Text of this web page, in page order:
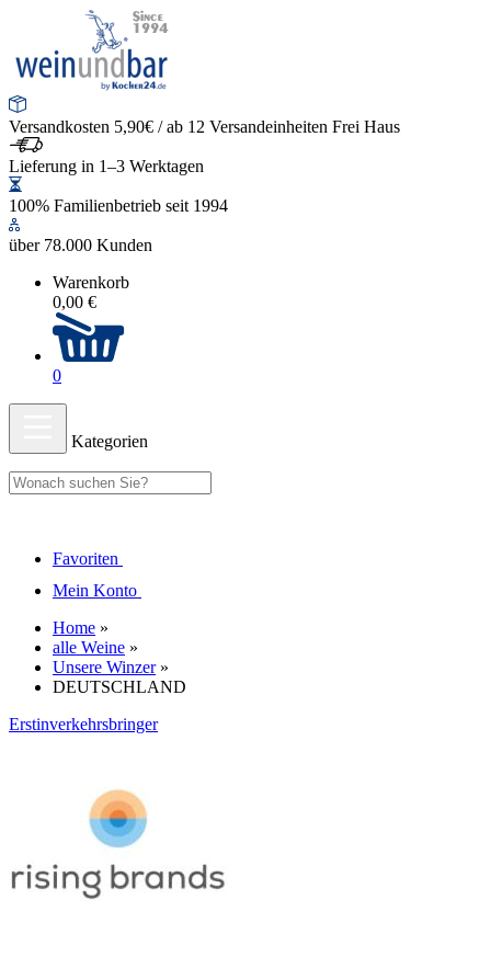
Versandkosten 5,90€ / ab 12 Versandeinheiten Frei Haus
Lieferung in 1–3 Werktagen
100% Familienbetrieb seit 1994
über 78.000 Kunden
Warenkorb
0,00 €
0
Kategorien
Favoriten
Mein Konto
Home »
alle Weine »
Unsere Winzer »
DEUTSCHLAND
Erstinverkehrsbringer